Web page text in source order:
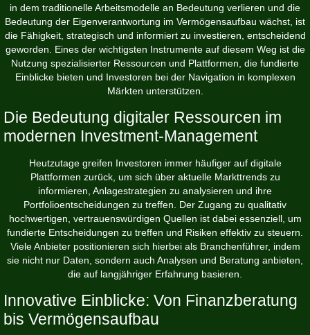
in dem traditionelle Arbeitsmodelle an Bedeutung verlieren und die
Bedeutung der Eigenverantwortung im Vermögensaufbau wächst, ist
die Fähigkeit, strategisch und informiert zu investieren, entscheidend
geworden. Eines der wichtigsten Instrumente auf diesem Weg ist die
Nutzung spezialisierter Ressourcen und Plattformen, die fundierte
Einblicke bieten und Investoren bei der Navigation in komplexen
Märkten unterstützen.
Die Bedeutung digitaler Ressourcen im
modernen Investment-Management
Heutzutage greifen Investoren immer häufiger auf digitale
Plattformen zurück, um sich über aktuelle Markttrends zu
informieren, Anlagestrategien zu analysieren und ihre
Portfolioentscheidungen zu treffen. Der Zugang zu qualitativ
hochwertigen, vertrauenswürdigen Quellen ist dabei essenziell, um
fundierte Entscheidungen zu treffen und Risiken effektiv zu steuern.
Viele Anbieter positionieren sich hierbei als Branchenführer, indem
sie nicht nur Daten, sondern auch Analysen und Beratung anbieten,
die auf langjähriger Erfahrung basieren.
Innovative Einblicke: Von Finanzberatung
bis Vermögensaufbau